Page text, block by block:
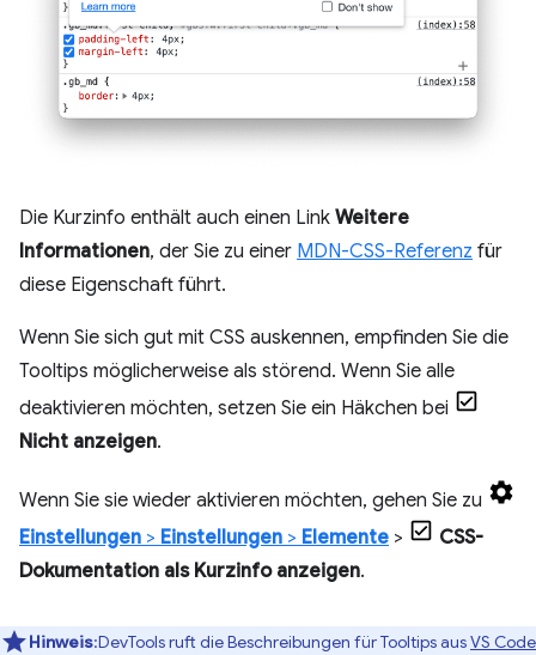
Die Kurzinfo enthält auch einen Link Weitere
Informationen, der Sie zu einer MDN-CSS-Referenz für
diese Eigenschaft führt.
Wenn Sie sich gut mit CSS auskennen, empfinden Sie die
Tooltips möglicherweise als störend. Wenn Sie alle
deaktivieren möchten, setzen Sie ein Häkchen bei
Nicht anzeigen.
Wenn Sie sie wieder aktivieren möchten, gehen Sie zu
Einstellungen > Einstellungen > Elemente >
CSS-
Dokumentation als Kurzinfo anzeigen.
Hinweis:DevTools ruft die Beschreibungen für Tooltips ausVS Code